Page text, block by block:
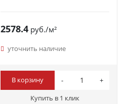
2578.4 руб./м²
уточнить наличие
В корзину
Купить в 1 клик